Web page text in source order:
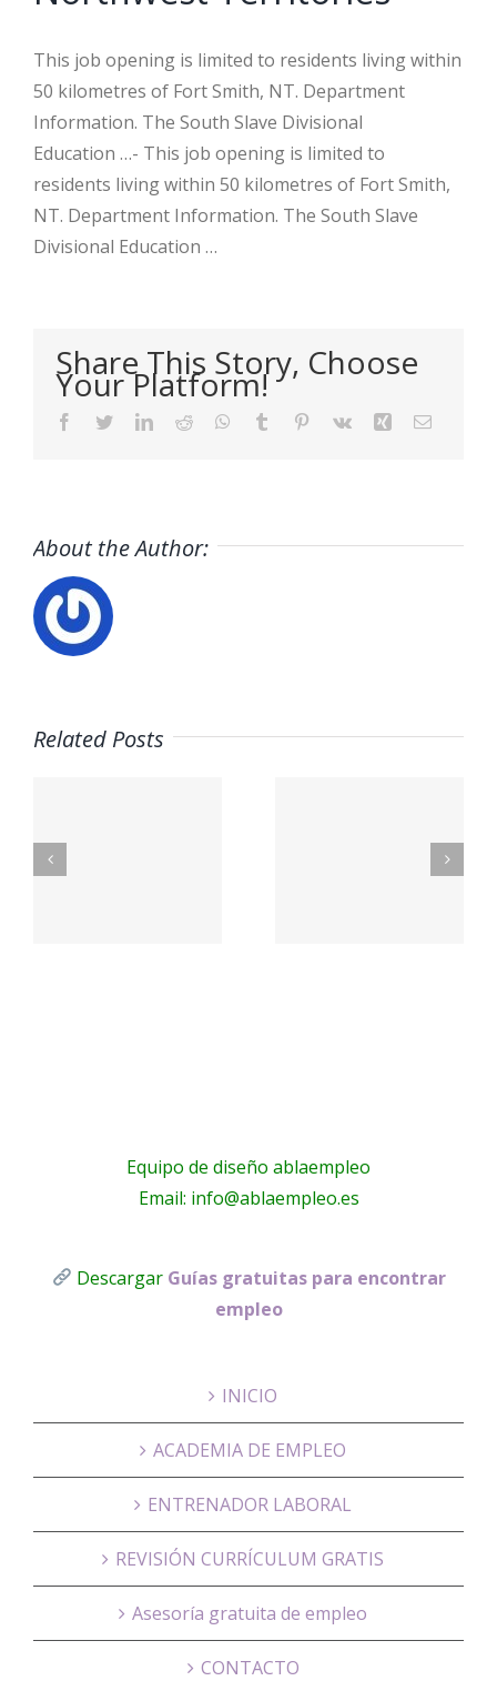
This job opening is limited to residents living within
50 kilometres of Fort Smith, NT. Department
Information. The South Slave Divisional
Education …- This job opening is limited to
residents living within 50 kilometres of Fort Smith,
NT. Department Information. The South Slave
Divisional Education …
Share This Story, Choose
Your Platform!
Facebook
TwitterLinkedIn
Reddit WhatsApp
Tumblr Pinterest
Vk Xing Email
About the Author:
Related Posts
EMBL
Equipo de diseño ablaempleo
Email: info@ablaempleo.es
Descargar Guías gratuitas para encontrar
empleo
INICIO
ACADEMIA DE EMPLEO
ENTRENADOR LABORAL
REVISIÓN CURRÍCULUM GRATIS
Asesoría gratuita de empleo
CONTACTO